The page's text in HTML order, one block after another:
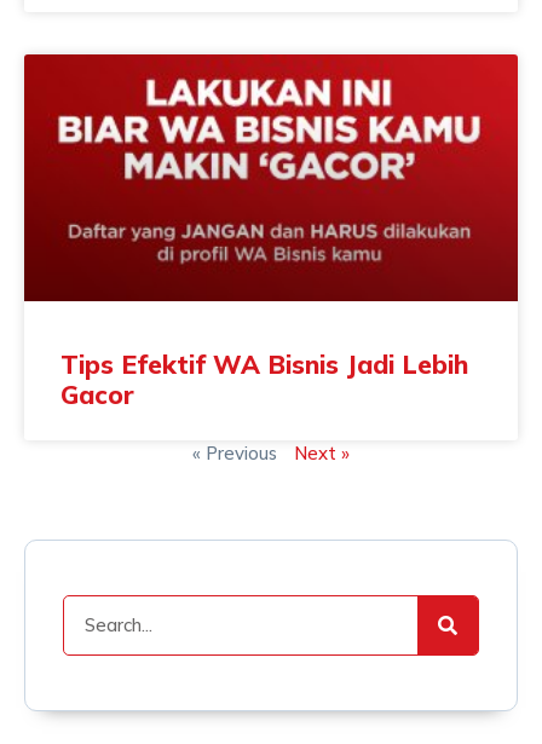
Tips Efektif WA Bisnis Jadi Lebih
Gacor
« Previous Next »